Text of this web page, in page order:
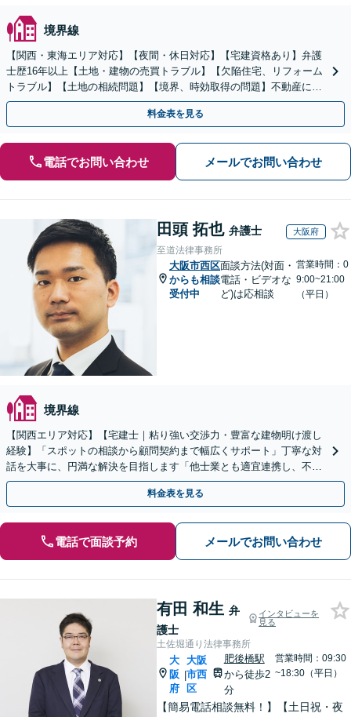
境界線
【関西・東海エリア対応】【夜間・休日対応】【宅建資格あり】弁護
士歴16年以上【土地・建物の売買トラブル】【欠陥住宅、リフォーム
トラブル】【土地の相続問題】【境界、時効取得の問題】不動産に関
するトラブル全般の解決に豊富な経験あり。
料金表を見る
電話でお問い合わせ メールでお問い合わせ
田頭 拓也 弁護士 大阪府
至道法律事務所
大阪市西区
からも相談
受付中
面談方法(対面・
電話・ビデオな
ど)は応相談
営業時間：0
9:00~21:00
（平日）
境界線
【関西エリア対応】【宅建士｜粘り強い交渉力・豊富な建物明け渡し
経験】「スポットの相談から顧問契約まで幅広くサポート」丁寧な対
話を大事に、円満な解決を目指します「他士業とも適宜連携し、不動
産経営者さまに法的観点から戦略的なアドバイスを提供」
料金表を見る
電話で面談予約 メールでお問い合わせ
有田 和生 弁
護士
インタビューを
見る
土佐堀通り法律事務所
大
阪
府
|
大阪
市西
区
肥後橋駅
から徒歩2
分
営業時間：09:30
~18:30（平日）
【簡易電話相談無料！】【土日祝・夜